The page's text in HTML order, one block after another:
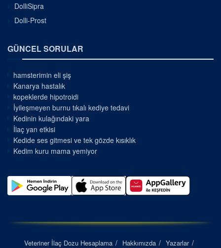
DolliSipra
Dolli-Prost
GÜNCEL SORULAR
hamsterimin eli şiş
Kanarya hastalık
kopeklerde hipotroidi
İyileşmeyen burnu tıkalı kediye tedavi
Kedinin kulağındaki yara
İlaç yan etkisi
Kedide ses gitmesi ve tek gözde kısıklık
Kedim kuru mama yemiyor
Veteriner İlaç Dozu Hesaplama Hakkımızda Yazarlar